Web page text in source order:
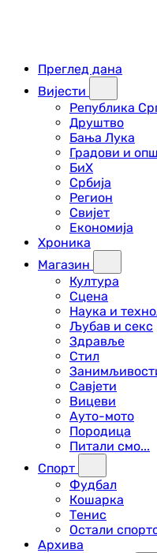
Преглед дана
Вијести
Република
Друштво
Бања Лука
Градови и
БиХ
Србија
Регион
Свијет
Економија
Хроника
Магазин
Култура
Сцена
Наука и
Љубав и секс
Здравље
Стил
Савјети
Вицеви
Ауто-мото
Породица
Питали смо...
Спорт
Фудбал
Кошарка
Тенис
Остали
Архива